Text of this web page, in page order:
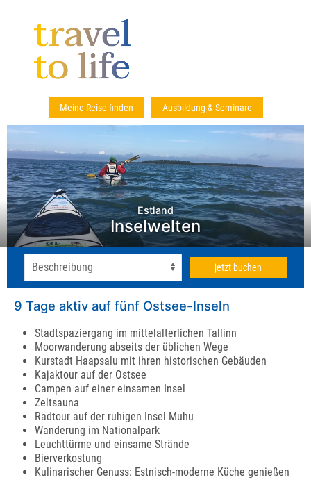
Meine Reise finden Ausbildung & Seminare
Estland
Inselwelten
jetzt buchen
9 Tage aktiv auf fünf Ostsee-Inseln
Stadtspaziergang im mittelalterlichen Tallinn
Moorwanderung abseits der üblichen Wege
Kurstadt Haapsalu mit ihren historischen Gebäuden
Kajaktour auf der Ostsee
Campen auf einer einsamen Insel
Zeltsauna
Radtour auf der ruhigen Insel Muhu
Wanderung im Nationalpark
Leuchttürme und einsame Strände
Bierverkostung
Kulinarischer Genuss: Estnisch-moderne Küche genießen